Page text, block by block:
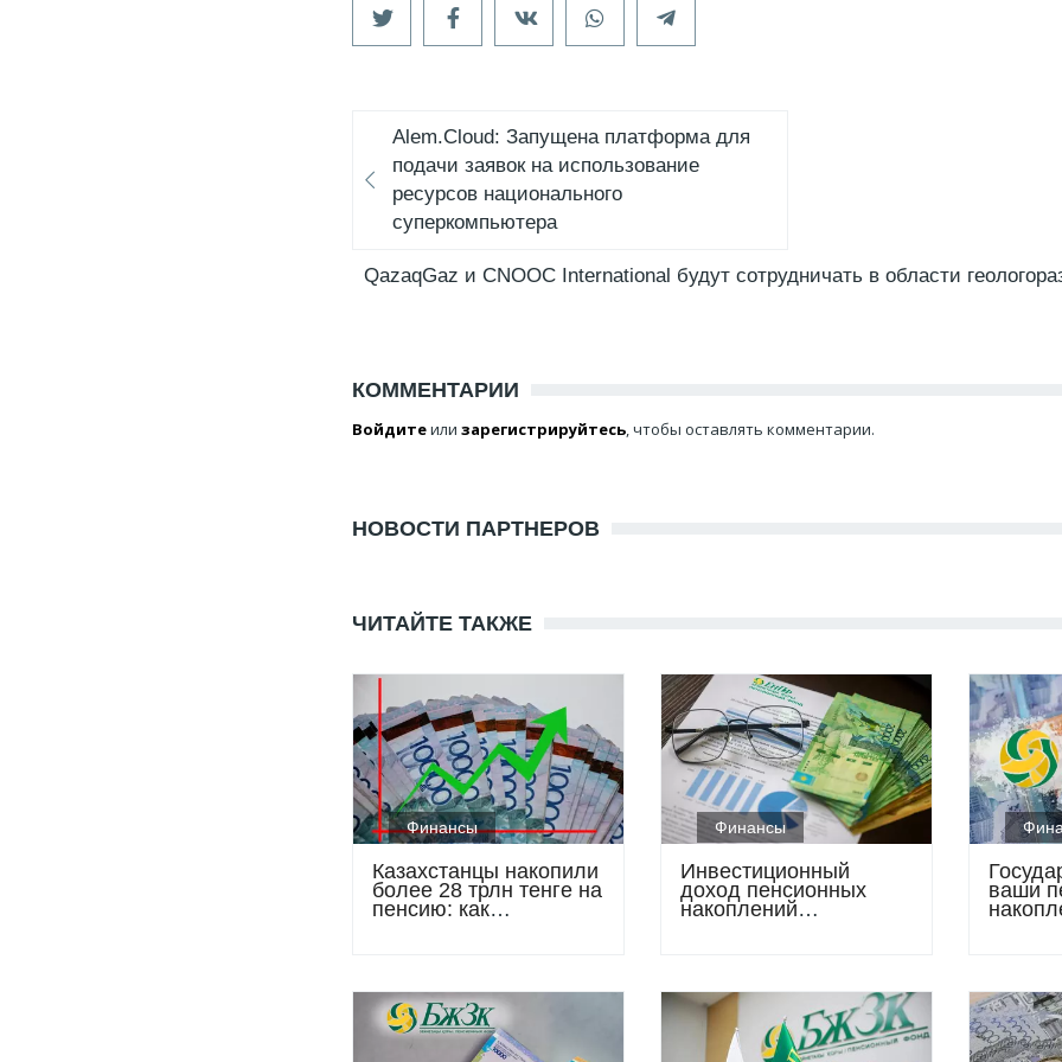
Alem.Cloud: Запущена платформа для
подачи заявок на использование
ресурсов национального
суперкомпьютера
QazaqGaz и CNOOC International будут сотрудничать в области
КОММЕНТАРИИ
Войдитеили зарегистрируйтесь, чтобы оставлять комментарии.
НОВОСТИ ПАРТНЕРОВ
ЧИТАЙТЕ ТАКЖЕ
Финансы
Казахстанцы накопили
более 28 трлн тенге на
пенсию: как
Финансы
Инвестиционный
доход пенсионных
накоплений
ваши